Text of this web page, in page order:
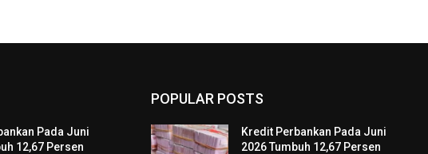
Pada Juni
12,67 Persen
POPULAR POSTS
Kredit Perbankan Pada Juni
2026 Tumbuh 12,67 Persen